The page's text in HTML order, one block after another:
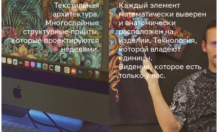
Текстильная
архитектура.
Многослойные
структурные принты,
которые проектируются
неделями.
Каждый элемент
математически выверен
и анатомически
расположен на
изделии. Технология,
которой владеют
единицы.
Видение, которое есть
только у нас.